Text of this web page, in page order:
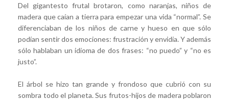
Del gigantesto frutal brotaron, como naranjas, niños de
madera que caían a tierra para empezar una vida “normal”. Se
diferenciaban de los niños de carne y hueso en que sólo
podían sentir dos emociones: frustración y envidia. Y además
sólo hablaban un idioma de dos frases: “no puedo” y “no es
justo”.
El árbol se hizo tan grande y frondoso que cubrió con su
sombra todo el planeta. Sus frutos-hijos de madera poblaron